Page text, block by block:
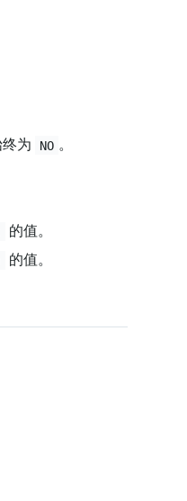
为 NO 。
的值。
的值。